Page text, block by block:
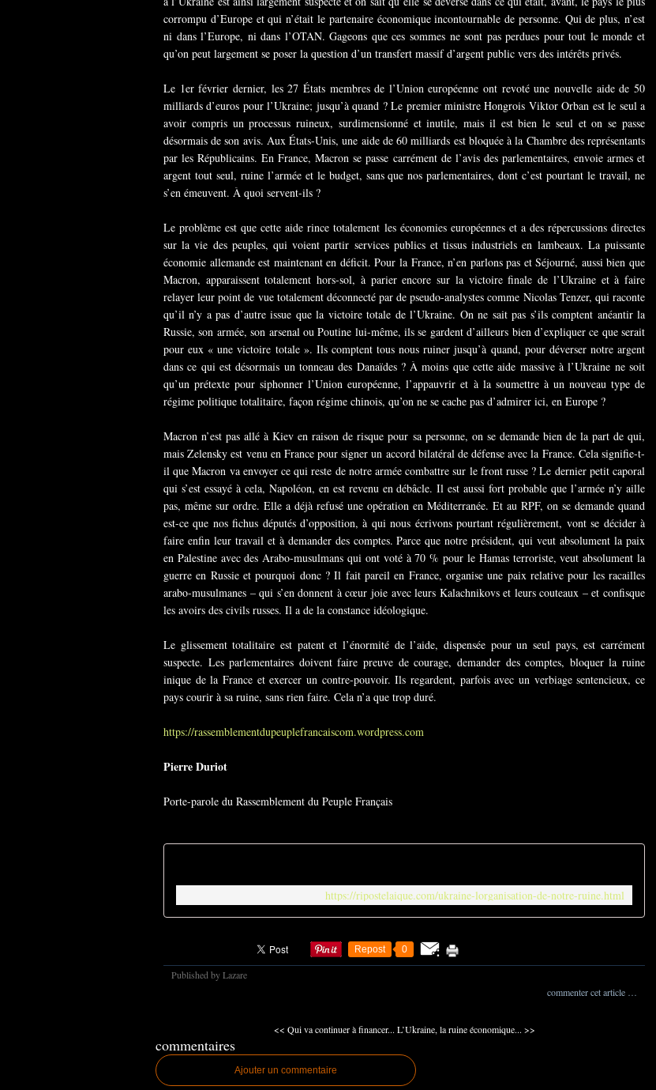
corrompu d’Europe et qui n’était le partenaire économique incontournable de personne. Qui de plus, n’est
ni dans l’Europe, ni dans l’OTAN. Gageons que ces sommes ne sont pas perdues pour tout le monde et
qu’on peut largement se poser la question d’un transfert massif d’argent public vers des intérêts privés.
Le 1er février dernier, les 27 États membres de l’Union européenne ont revoté une nouvelle aide de 50
milliards d’euros pour l’Ukraine; jusqu’à quand ? Le premier ministre Hongrois Viktor Orban est le seul a
avoir compris un processus ruineux, surdimensionné et inutile, mais il est bien le seul et on se passe
désormais de son avis. Aux États-Unis, une aide de 60 milliards est bloquée à la Chambre des représentants
par les Républicains. En France, Macron se passe carrément de l’avis des parlementaires, envoie armes et
argent tout seul, ruine l’armée et le budget, sans que nos parlementaires, dont c’est pourtant le travail, ne
s’en émeuvent. À quoi servent-ils ?
Le problème est que cette aide rince totalement les économies européennes et a des répercussions directes
sur la vie des peuples, qui voient partir services publics et tissus industriels en lambeaux. La puissante
économie allemande est maintenant en déficit. Pour la France, n’en parlons pas et Séjourné, aussi bien que
Macron, apparaissent totalement hors-sol, à parier encore sur la victoire finale de l’Ukraine et à faire
relayer leur point de vue totalement déconnecté par de pseudo-analystes comme Nicolas Tenzer, qui raconte
qu’il n’y a pas d’autre issue que la victoire totale de l’Ukraine. On ne sait pas s’ils comptent anéantir la
Russie, son armée, son arsenal ou Poutine lui-même, ils se gardent d’ailleurs bien d’expliquer ce que serait
pour eux « une victoire totale ». Ils comptent tous nous ruiner jusqu’à quand, pour déverser notre argent
dans ce qui est désormais un tonneau des Danaïdes ? À moins que cette aide massive à l’Ukraine ne soit
qu’un prétexte pour siphonner l’Union européenne, l’appauvrir et à la soumettre à un nouveau type de
régime politique totalitaire, façon régime chinois, qu’on ne se cache pas d’admirer ici, en Europe ?
Macron n’est pas allé à Kiev en raison de risque pour sa personne, on se demande bien de la part de qui,
mais Zelensky est venu en France pour signer un accord bilatéral de défense avec la France. Cela signifie-t-
il que Macron va envoyer ce qui reste de notre armée combattre sur le front russe ? Le dernier petit caporal
qui s’est essayé à cela, Napoléon, en est revenu en débâcle. Il est aussi fort probable que l’armée n’y aille
pas, même sur ordre. Elle a déjà refusé une opération en Méditerranée. Et au RPF, on se demande quand
est-ce que nos fichus députés d’opposition, à qui nous écrivons pourtant régulièrement, vont se décider à
faire enfin leur travail et à demander des comptes. Parce que notre président, qui veut absolument la paix
en Palestine avec des Arabo-musulmans qui ont voté à 70 % pour le Hamas terroriste, veut absolument la
guerre en Russie et pourquoi donc ? Il fait pareil en France, organise une paix relative pour les racailles
arabo-musulmanes – qui s’en donnent à cœur joie avec leurs Kalachnikovs et leurs couteaux – et confisque
les avoirs des civils russes. Il a de la constance idéologique.
Le glissement totalitaire est patent et l’énormité de l’aide, dispensée pour un seul pays, est carrément
suspecte. Les parlementaires doivent faire preuve de courage, demander des comptes, bloquer la ruine
inique de la France et exercer un contre-pouvoir. Ils regardent, parfois avec un verbiage sentencieux, ce
pays courir à sa ruine, sans rien faire. Cela n’a que trop duré.
https://rassemblementdupeuplefrancaiscom.wordpress.com
Pierre Duriot
Porte-parole du Rassemblement du Peuple Français
https://ripostelaique.com/ukraine-lorganisation-de-notre-ruine.html
Repost 0
Published by Lazare
commenter cet article
<< Qui va continuer à financer... L’Ukraine, la ruine économique... >>
commentaires
Ajouter un commentaire